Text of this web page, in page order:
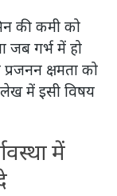
की कमी को
जब गर्भ में हो
क्षमता को
में इसी विषय
में